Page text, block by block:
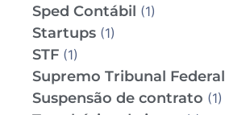
Sped Contábil (1)
Startups (1)
STF (1)
Supremo Tribunal Federal
Suspensão de contrato (1)